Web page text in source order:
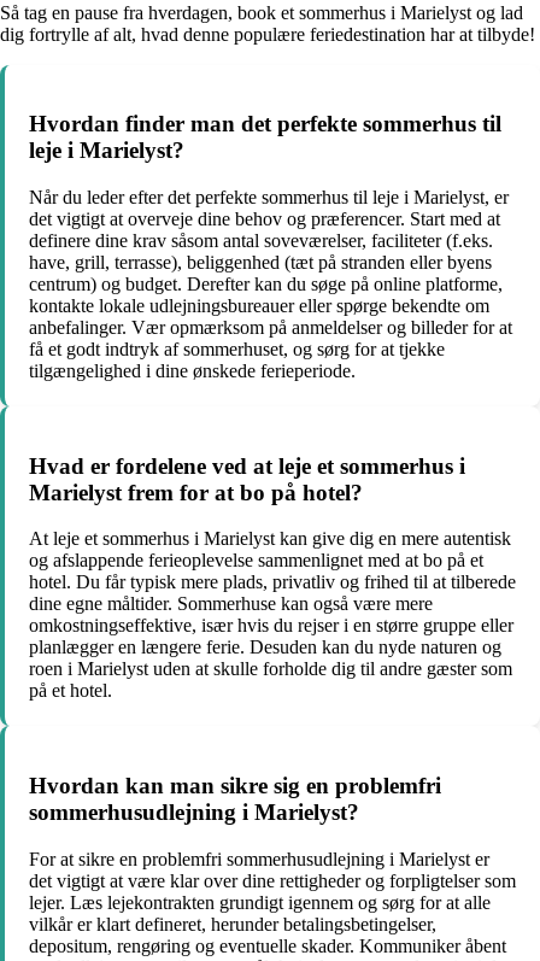
Så tag en pause fra hverdagen, book et sommerhus i Marielyst og lad
dig fortrylle af alt, hvad denne populære feriedestination har at tilbyde!
Hvordan finder man det perfekte sommerhus til
leje i Marielyst?
Når du leder efter det perfekte sommerhus til leje i Marielyst, er
det vigtigt at overveje dine behov og præferencer. Start med at
definere dine krav såsom antal soveværelser, faciliteter (f.eks.
have, grill, terrasse), beliggenhed (tæt på stranden eller byens
centrum) og budget. Derefter kan du søge på online platforme,
kontakte lokale udlejningsbureauer eller spørge bekendte om
anbefalinger. Vær opmærksom på anmeldelser og billeder for at
få et godt indtryk af sommerhuset, og sørg for at tjekke
tilgængelighed i dine ønskede ferieperiode.
Hvad er fordelene ved at leje et sommerhus i
Marielyst frem for at bo på hotel?
At leje et sommerhus i Marielyst kan give dig en mere autentisk
og afslappende ferieoplevelse sammenlignet med at bo på et
hotel. Du får typisk mere plads, privatliv og frihed til at tilberede
dine egne måltider. Sommerhuse kan også være mere
omkostningseffektive, især hvis du rejser i en større gruppe eller
planlægger en længere ferie. Desuden kan du nyde naturen og
roen i Marielyst uden at skulle forholde dig til andre gæster som
på et hotel.
Hvordan kan man sikre sig en problemfri
sommerhusudlejning i Marielyst?
For at sikre en problemfri sommerhusudlejning i Marielyst er
det vigtigt at være klar over dine rettigheder og forpligtelser som
lejer. Læs lejekontrakten grundigt igennem og sørg for at alle
vilkår er klart defineret, herunder betalingsbetingelser,
depositum, rengøring og eventuelle skader. Kommuniker åbent